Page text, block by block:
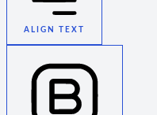
ALIGN TEXT